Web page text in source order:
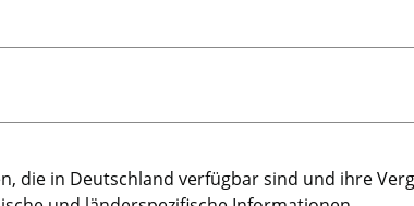
die in Deutschland verfügbar sind und ihre